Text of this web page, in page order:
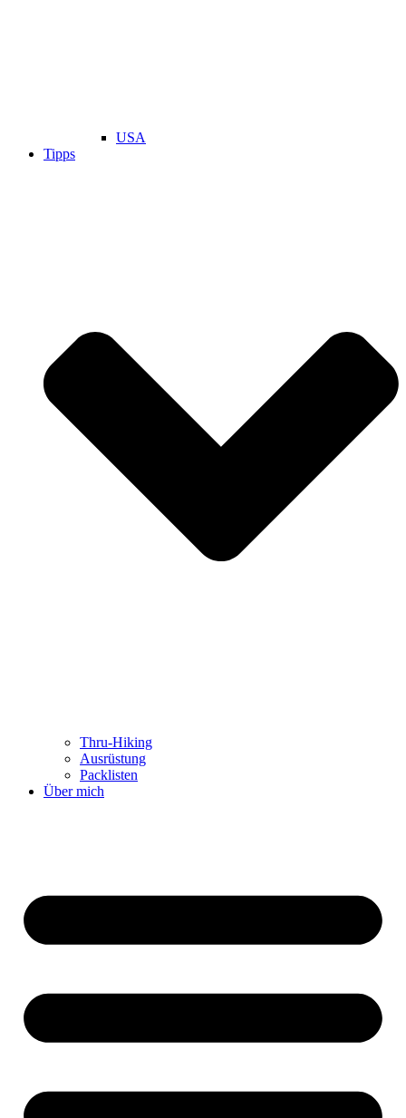
USA
Tipps
Thru-Hiking
Ausrüstung
Packlisten
Über mich